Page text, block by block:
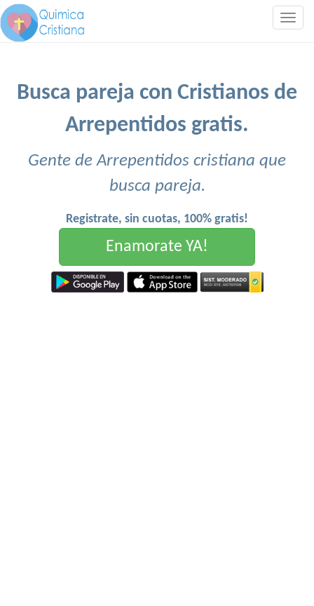
Busca pareja con Cristianos de
Arrepentidos gratis.
Gente de Arrepentidos cristiana que
busca pareja.
Registrate, sin cuotas, 100% gratis!
Enamorate YA!